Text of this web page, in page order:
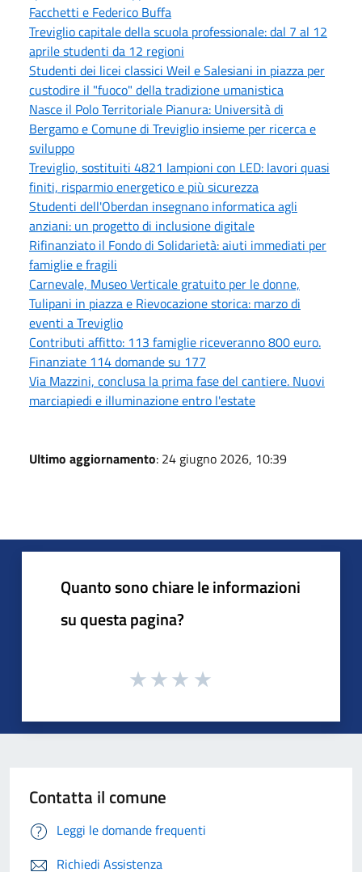
Facchetti e Federico Buffa
Treviglio capitale della scuola professionale: dal 7 al 12
aprile studenti da 12 regioni
Studenti dei licei classici Weil e Salesiani in piazza per
custodire il "fuoco" della tradizione umanistica
Nasce il Polo Territoriale Pianura: Università di
Bergamo e Comune di Treviglio insieme per ricerca e
sviluppo
Treviglio, sostituiti 4821 lampioni con LED: lavori quasi
finiti, risparmio energetico e più sicurezza
Studenti dell'Oberdan insegnano informatica agli
anziani: un progetto di inclusione digitale
Rifinanziato il Fondo di Solidarietà: aiuti immediati per
famiglie e fragili
Carnevale, Museo Verticale gratuito per le donne,
Tulipani in piazza e Rievocazione storica: marzo di
eventi a Treviglio
Contributi affitto: 113 famiglie riceveranno 800 euro.
Finanziate 114 domande su 177
Via Mazzini, conclusa la prima fase del cantiere. Nuovi
marciapiedi e illuminazione entro l'estate
Ultimo aggiornamento: 24 giugno 2026, 10:39
Quanto sono chiare le informazioni
su questa pagina?
Contatta il comune
Leggi le domande frequenti
Richiedi Assistenza